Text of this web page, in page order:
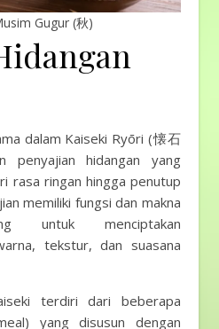
Gugur (秋)
dalam Kaiseki Ryōri (懐石
hidangan yang
rasa ringan hingga penutup
memiliki fungsi dan makna
untuk menciptakan
tekstur, dan suasana
terdiri dari beberapa
yang disusun dengan